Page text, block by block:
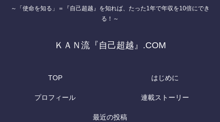
～「使命を知る」＝『自己超越』を知れば、たった1年で年収を10倍にでき
る！～
ＫＡＮ流『自己超越』.COM
TOP はじめに
プロフィール 連載ストーリー
最近の投稿